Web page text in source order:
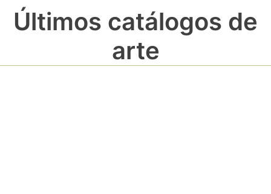
Últimos catálogos de
arte